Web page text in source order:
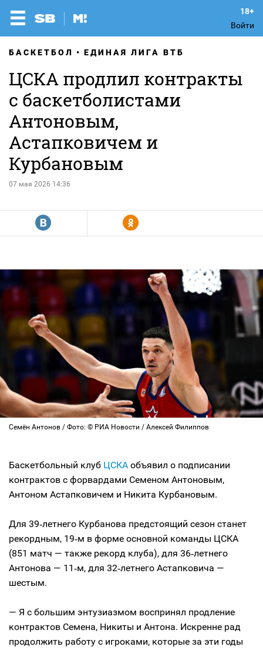
Войти
БАСКЕТБОЛ ЕДИНАЯ ЛИГА ВТБ
ЦСКА продлил контракты
с баскетболистами
Антоновым,
Астапковичем и
Курбановым
07 мая 2026 14:36
R Y
Семён Антонов / Фото: © РИА Новости / Алексей Филиппов
Баскетбольный клуб ЦСКА объявил о подписании
контрактов с форвардами Семеном Антоновым,
Антоном Астапковичем и Никита Курбановым.
Для 39‑летнего Курбанова предстоящий сезон станет
рекордным, 19‑м в форме основной команды ЦСКА
(851 матч — также рекорд клуба), для 36‑летнего
Антонова — 11‑м, для 32‑летнего Астапковича —
шестым.
— Я с большим энтузиазмом воспринял продление
контрактов Семена, Никиты и Антона. Искренне рад
продолжить работу с игроками, которые за эти годы